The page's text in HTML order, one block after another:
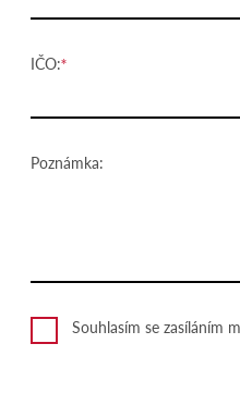
IČO:
Poznámka:
Souhlasím se zasíláním